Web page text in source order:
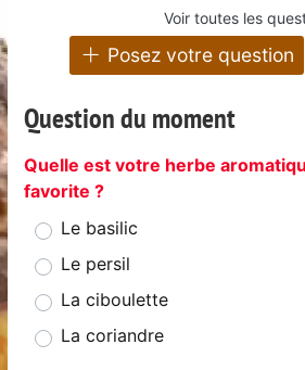
Voir toutes les
Posez votre question
Question du moment
Quelle est votre herbe
favorite ?
Le basilic
Le persil
La ciboulette
La coriandre